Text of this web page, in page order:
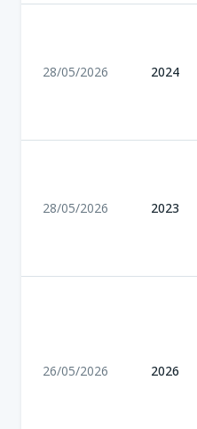
28/05/2026 2024
28/05/2026 2023
26/05/2026 2026